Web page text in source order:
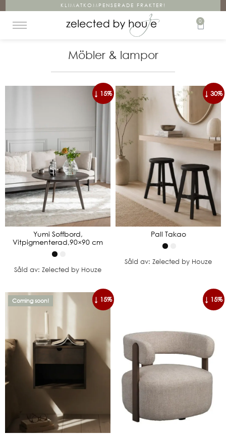
KLIMATKOMPENSERADE FRAKTER!
0
Möbler & lampor
↓ 15%
Yumi Soffbord,
Vitpigmenterad,90×90 cm
Såld av: Zelected by Houze
↓ 30%
Pall Takao
Såld av: Zelected by Houze
Coming soon! ↓ 15% ↓ 15%